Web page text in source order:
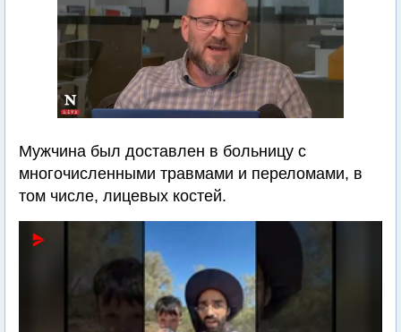
Мужчина был доставлен в больницу с
многочисленными травмами и переломами, в
том числе, лицевых костей.